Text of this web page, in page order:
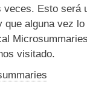
Esto será
alguna vez
visitado.